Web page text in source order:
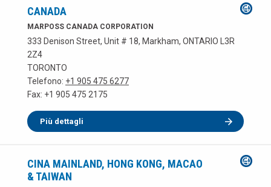
CANADA
MARPOSS CANADA CORPORATION
333 Denison Street, Unit # 18, Markham, ONTARIO L3R
2Z4
TORONTO
Telefono: +1 905 475 6277
Fax: +1 905 475 2175
Più dettagli
CINA MAINLAND, HONG KONG, MACAO
& TAIWAN